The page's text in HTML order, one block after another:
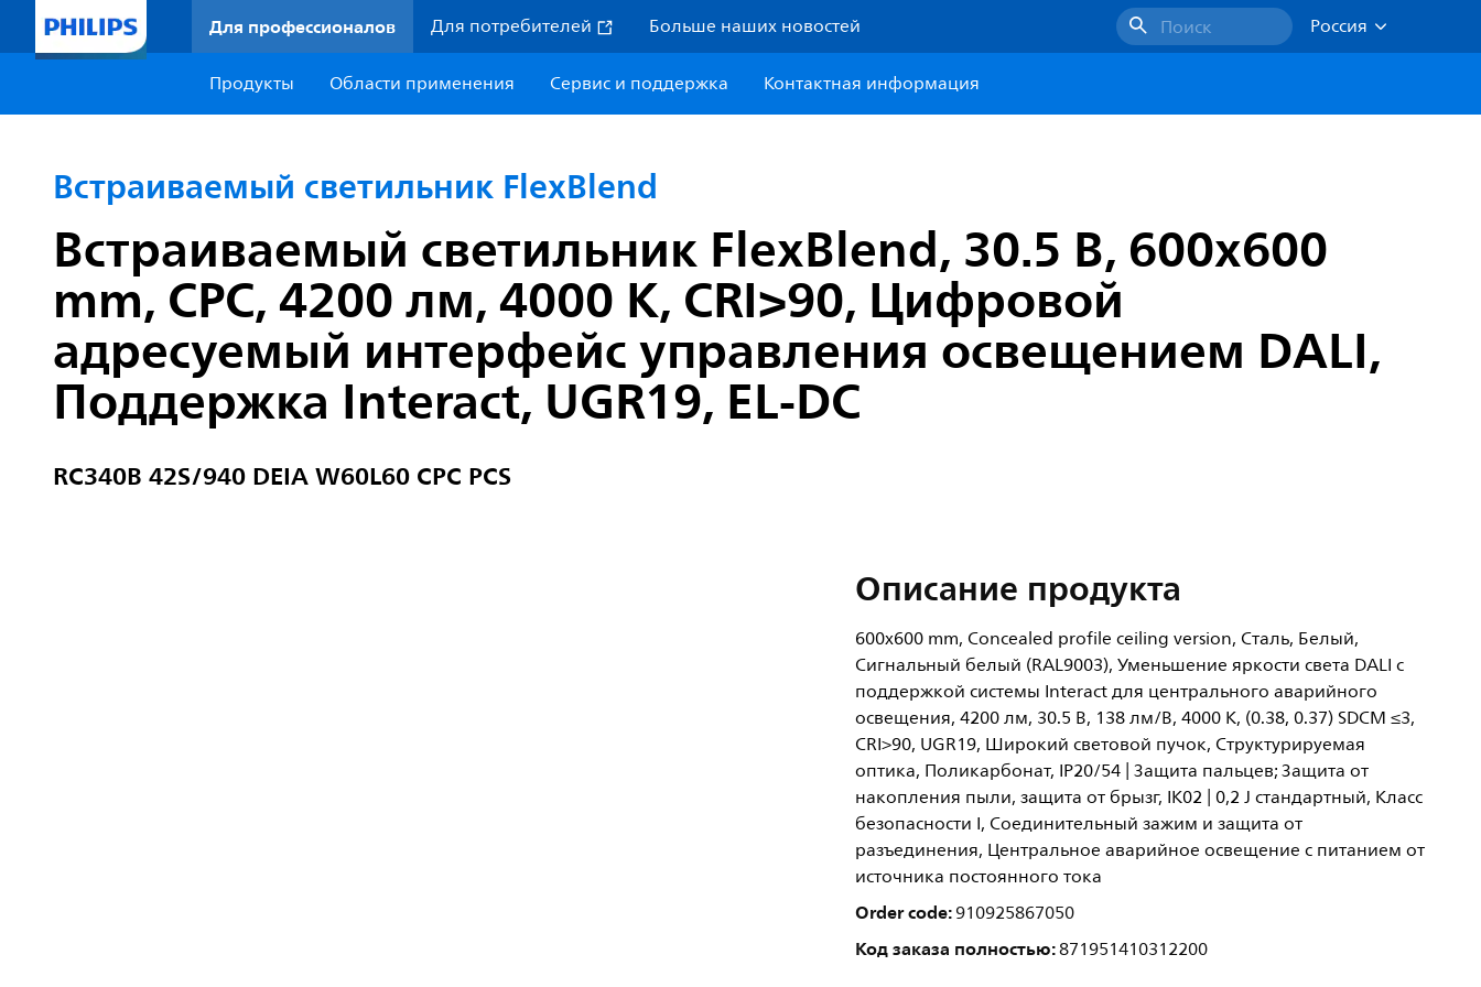
Для профессионалов Для потребителей Больше наших новостей Поиск
Россия
Продукты
Области применения Сервис и поддержка Контактная информация
Встраиваемый светильник FlexBlend
Встраиваемый светильник FlexBlend, 30.5 В, 600x600
mm, CPC, 4200 лм, 4000 K, CRI>90, Цифровой
адресуемый интерфейс управления освещением DALI,
Поддержка Interact, UGR19, EL-DC
RC340B 42S/940 DEIA W60L60 CPC PCS
Описание продукта
600x600 mm, Concealed profile ceiling version, Сталь, Белый,
Сигнальный белый (RAL9003), Уменьшение яркости света DALI с
поддержкой системы Interact для центрального аварийного
освещения, 4200 лм, 30.5 В, 138 лм/В, 4000 K, (0.38, 0.37) SDCM ≤3,
CRI>90, UGR19, Широкий световой пучок, Структурируемая
оптика, Поликарбонат, IP20/54 | Защита пальцев; Защита от
накопления пыли, защита от брызг, IK02 | 0,2 J стандартный, Класс
безопасности I, Соединительный зажим и защита от
разъединения, Центральное аварийное освещение с питанием от
источника постоянного тока
Order code:910925867050
Код заказа полностью:871951410312200